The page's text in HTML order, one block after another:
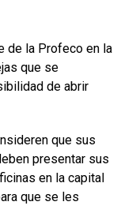
de la Profeco en la
que se
de abrir
que sus
presentar sus
en la capital
que se les